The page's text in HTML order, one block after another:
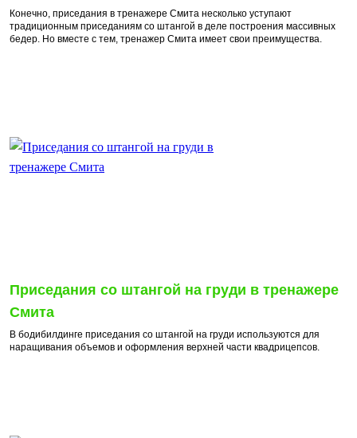
Конечно, приседания в тренажере Смита несколько уступают
традиционным приседаниям со штангой в деле построения массивных
бедер. Но вместе с тем, тренажер Смита имеет свои преимущества.
Приседания со штангой на груди в тренажере
Смита
В бодибилдинге приседания со штангой на груди используются для
наращивания объемов и оформления верхней части квадрицепсов.